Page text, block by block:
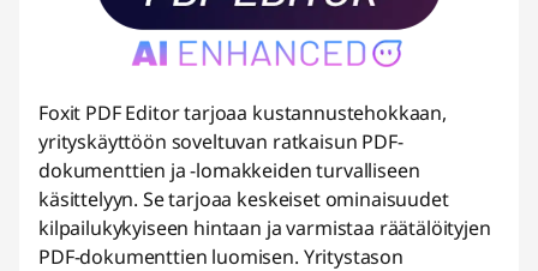
Foxit PDF Editor tarjoaa kustannustehokkaan,
yrityskäyttöön soveltuvan ratkaisun PDF-
dokumenttien ja -lomakkeiden turvalliseen
käsittelyyn. Se tarjoaa keskeiset ominaisuudet
kilpailukykyiseen hintaan ja varmistaa räätälöityjen
PDF-dokumenttien luomisen. Yritystason